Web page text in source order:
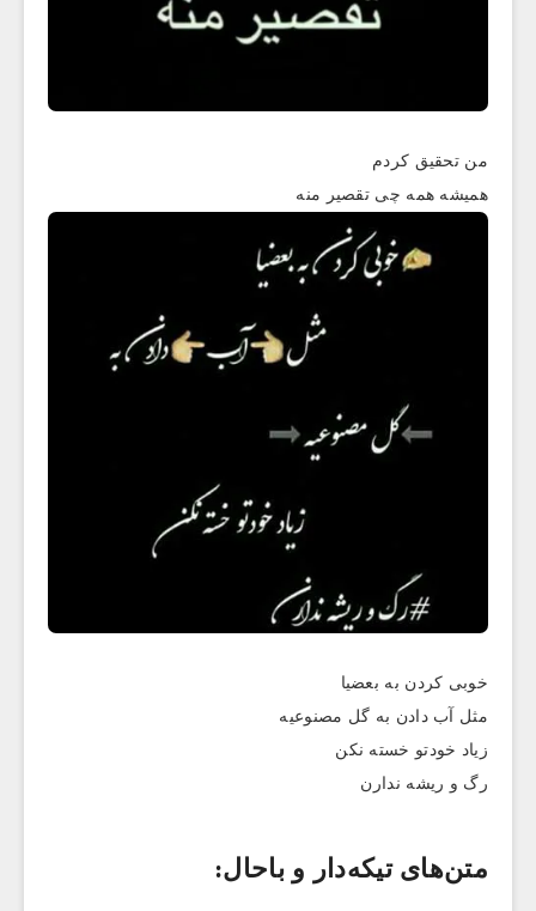
من تحقیق کردم
همیشه همه چی تقصیر منه
خوبی کردن به بعضیا
مثل آب دادن به گل مصنوعیه
زیاد خودتو خسته نکن
رگ و ریشه ندارن
متن‌های تیکه‌دار و باحال: